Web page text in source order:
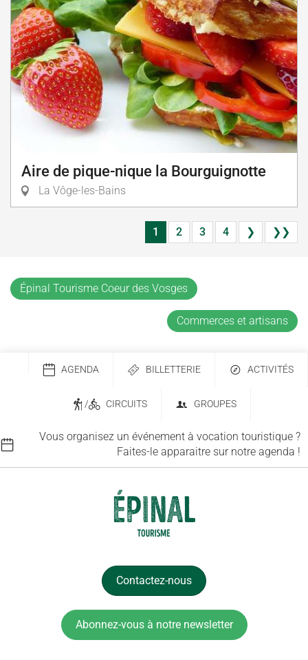
Aire de pique-nique la Bourguignotte
La Vôge-les-Bains
1 2 3 4 ❯ ❯❯
Épinal Tourisme Coeur des Vosges
Commerces et artisans
AGENDA BILLETTERIE ACTIVITÉS
/ CIRCUITS GROUPES
Vous organisez un événement à vocation touristique ?
Faites-le apparaitre sur notre agenda !
Contactez-nous
Abonnez-vous à notre newsletter